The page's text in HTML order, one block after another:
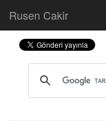
Rusen Cakir